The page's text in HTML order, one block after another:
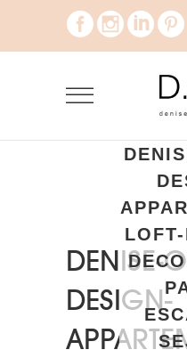
DENISE-
DESIGN-